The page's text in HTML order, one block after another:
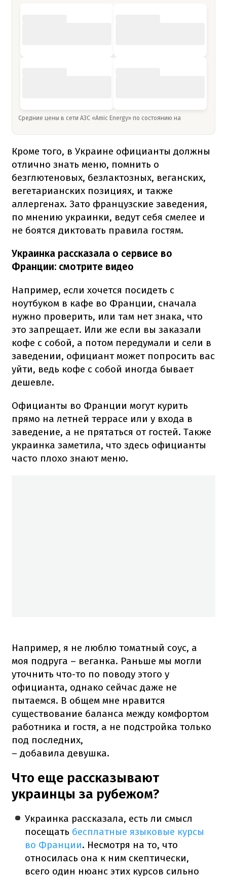
Средние цены в сети АЗС «Amic Energy» по состоянию на
Кроме того, в Украине официанты должны
отлично знать меню, помнить о
безглютеновых, безлактозных, веганских,
вегетарианских позициях, и также
аллергенах. Зато французские заведения,
по мнению украинки, ведут себя смелее и
не боятся диктовать правила гостям.
Украинка рассказала о сервисе во
Франции: смотрите видео
Например, если хочется посидеть с
ноутбуком в кафе во Франции, сначала
нужно проверить, или там нет знака, что
это запрещает. Или же если вы заказали
кофе с собой, а потом передумали и сели в
заведении, официант может попросить вас
уйти, ведь кофе с собой иногда бывает
дешевле.
Официанты во Франции могут курить
прямо на летней террасе или у входа в
заведение, а не прятаться от гостей. Также
украинка заметила, что здесь официанты
часто плохо знают меню.
Например, я не люблю томатный соус, а
моя подруга – веганка. Раньше мы могли
уточнить что-то по поводу этого у
официанта, однако сейчас даже не
пытаемся. В общем мне нравится
существование баланса между комфортом
работника и гостя, а не подстройка только
под последних,
– добавила девушка.
Что еще рассказывают
украинцы за рубежом?
Украинка рассказала, есть ли смысл
посещать бесплатные языковые курсы
во Франции. Несмотря на то, что
относилась она к ним скептически,
всего один нюанс этих курсов сильно